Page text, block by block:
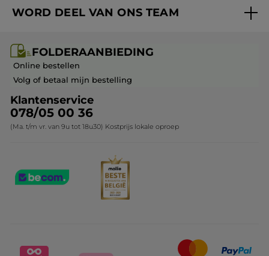
Cadeau-ideeën
Kerstcollectie
Mijn geschenken
Veelgestelde vragen
Contact opnemen
WORD DEEL VAN ONS TEAM
Franchisenemer of bedrijfsleider worden
FOLDERAANBIEDING
Online bestellen
Volg of betaal mijn bestelling
Klantenservice
078/05 00 36
(Ma. t/m vr. van 9u tot 18u30) Kostprijs lokale oproep